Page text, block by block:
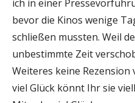
ich in einer
bevor die Kinos wenige
schließen mussten. Weil
unbestimmte Zeit
Weiteres keine
viel Glück könnt Ihr sie